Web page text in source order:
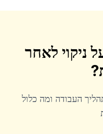
ניקוי לאחר
?
העבודה ומה כלול